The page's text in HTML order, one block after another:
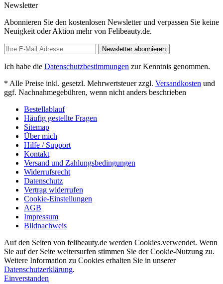
Newsletter
Abonnieren Sie den kostenlosen Newsletter und verpassen Sie keine
Neuigkeit oder Aktion mehr von Felibeauty.de.
Newsletter abonnieren
Ich habe die Datenschutzbestimmungen zur Kenntnis genommen.
* Alle Preise inkl. gesetzl. Mehrwertsteuer zzgl. Versandkosten und
ggf. Nachnahmegebühren, wenn nicht anders beschrieben
Bestellablauf
Häufig gestellte Fragen
Sitemap
Über mich
Hilfe / Support
Kontakt
Versand und Zahlungsbedingungen
Widerrufsrecht
Datenschutz
Vertrag widerrufen
Cookie-Einstellungen
AGB
Impressum
Bildnachweis
Auf den Seiten von felibeauty.de werden Cookies.verwendet. Wenn
Sie auf der Seite weitersurfen stimmen Sie der Cookie-Nutzung zu.
Weitere Information zu Cookies erhalten Sie in unserer
Datenschutzerklärung.
Einverstanden